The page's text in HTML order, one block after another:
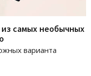
самых необычных
варианта